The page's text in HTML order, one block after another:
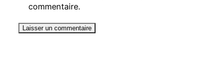
commentaire.